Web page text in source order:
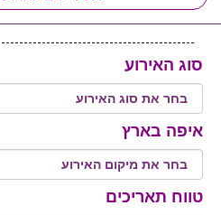
ספקים לחתונה מומלצים
קבלו ייעוץ בחינם
סוג האירוע
איפה בארץ
טווח תאריכים